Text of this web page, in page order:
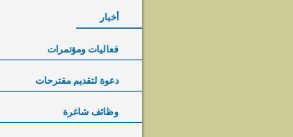
أخبار
فعاليات ومؤتمرات
دعوة لتقديم مقترحات
وظائف شاغرة